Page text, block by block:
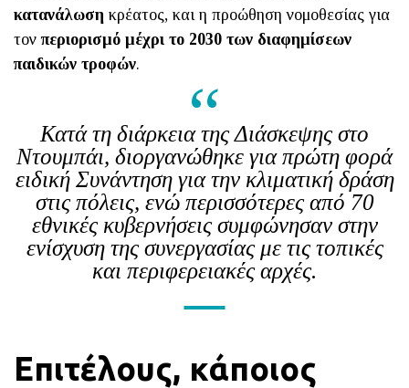
κατανάλωση κρέατος, και η προώθηση νομοθεσίας για
τονπεριορισμό μέχρι το 2030 των διαφημίσεων
παιδικών τροφών.
Κατά τη διάρκεια της Διάσκεψης στο
Ντουμπάι, διοργανώθηκε για πρώτη φορά
ειδική Συνάντηση για την κλιματική δράση
στις πόλεις, ενώ περισσότερες από 70
εθνικές κυβερνήσεις συμφώνησαν στην
ενίσχυση της συνεργασίας με τις τοπικές
και περιφερειακές αρχές.
Επιτέλους, κάποιος